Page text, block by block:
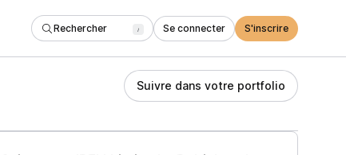
Rechercher / Se connecter S'inscrire
Suivre dans votre portfolio